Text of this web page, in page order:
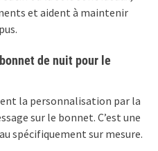
et aident à maintenir
de nuit pour le
la personnalisation par la
sur le bonnet. C’est une
spécifiquement sur mesure.